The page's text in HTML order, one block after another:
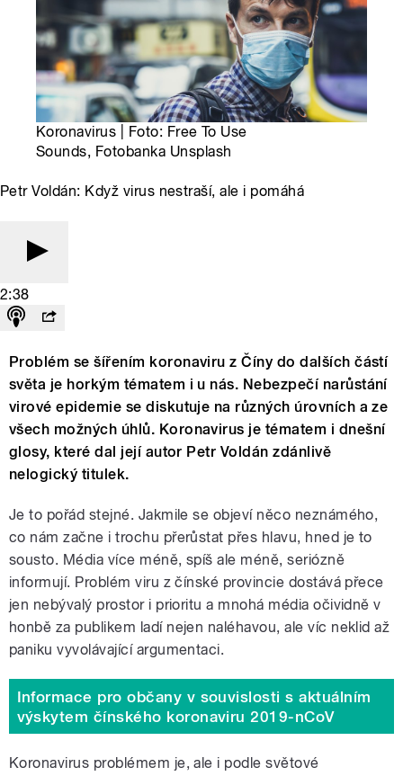
Koronavirus | Foto: Free To Use
Sounds, Fotobanka Unsplash
Petr Voldán: Když virus nestraší, ale i pomáhá
2:38
Problém se šířením koronaviru z Číny do dalších částí
světa je horkým tématem i u nás. Nebezpečí narůstání
virové epidemie se diskutuje na různých úrovních a ze
všech možných úhlů. Koronavirus je tématem i dnešní
glosy, které dal její autor Petr Voldán zdánlivě
nelogický titulek.
Je to pořád stejné. Jakmile se objeví něco neznámého,
co nám začne i trochu přerůstat přes hlavu, hned je to
sousto. Média více méně, spíš ale méně, seriózně
informují. Problém viru z čínské provincie dostává přece
jen nebývalý prostor i prioritu a mnohá média očividně v
honbě za publikem ladí nejen naléhavou, ale víc neklid až
paniku vyvolávající argumentaci.
Informace pro občany v souvislosti s aktuálním
výskytem čínského koronaviru 2019-nCoV
Koronavirus problémem je, ale i podle světové